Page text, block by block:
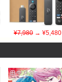
¥7,980→ ¥5,480